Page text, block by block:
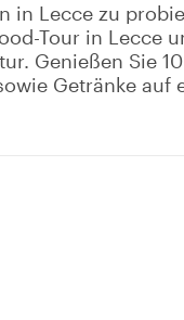
in Lecce zu
Tour in Lecce
Genießen Sie
Getränke auf